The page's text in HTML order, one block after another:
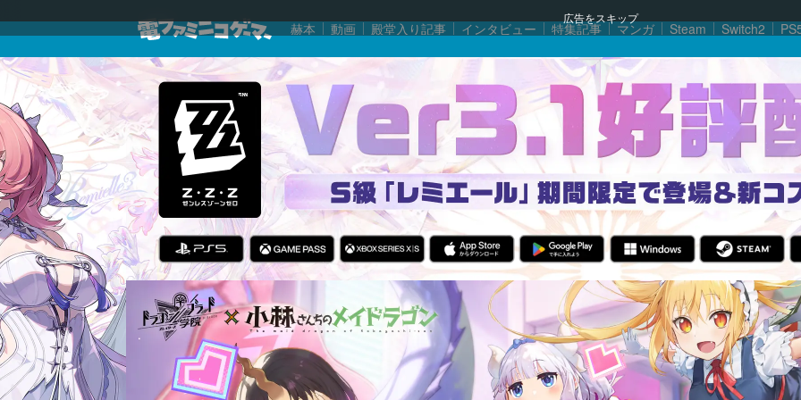
広告をスキップ
赫本 動画 殿堂入り記事 インタビュー 特集記事 マンガ Steam Switch2